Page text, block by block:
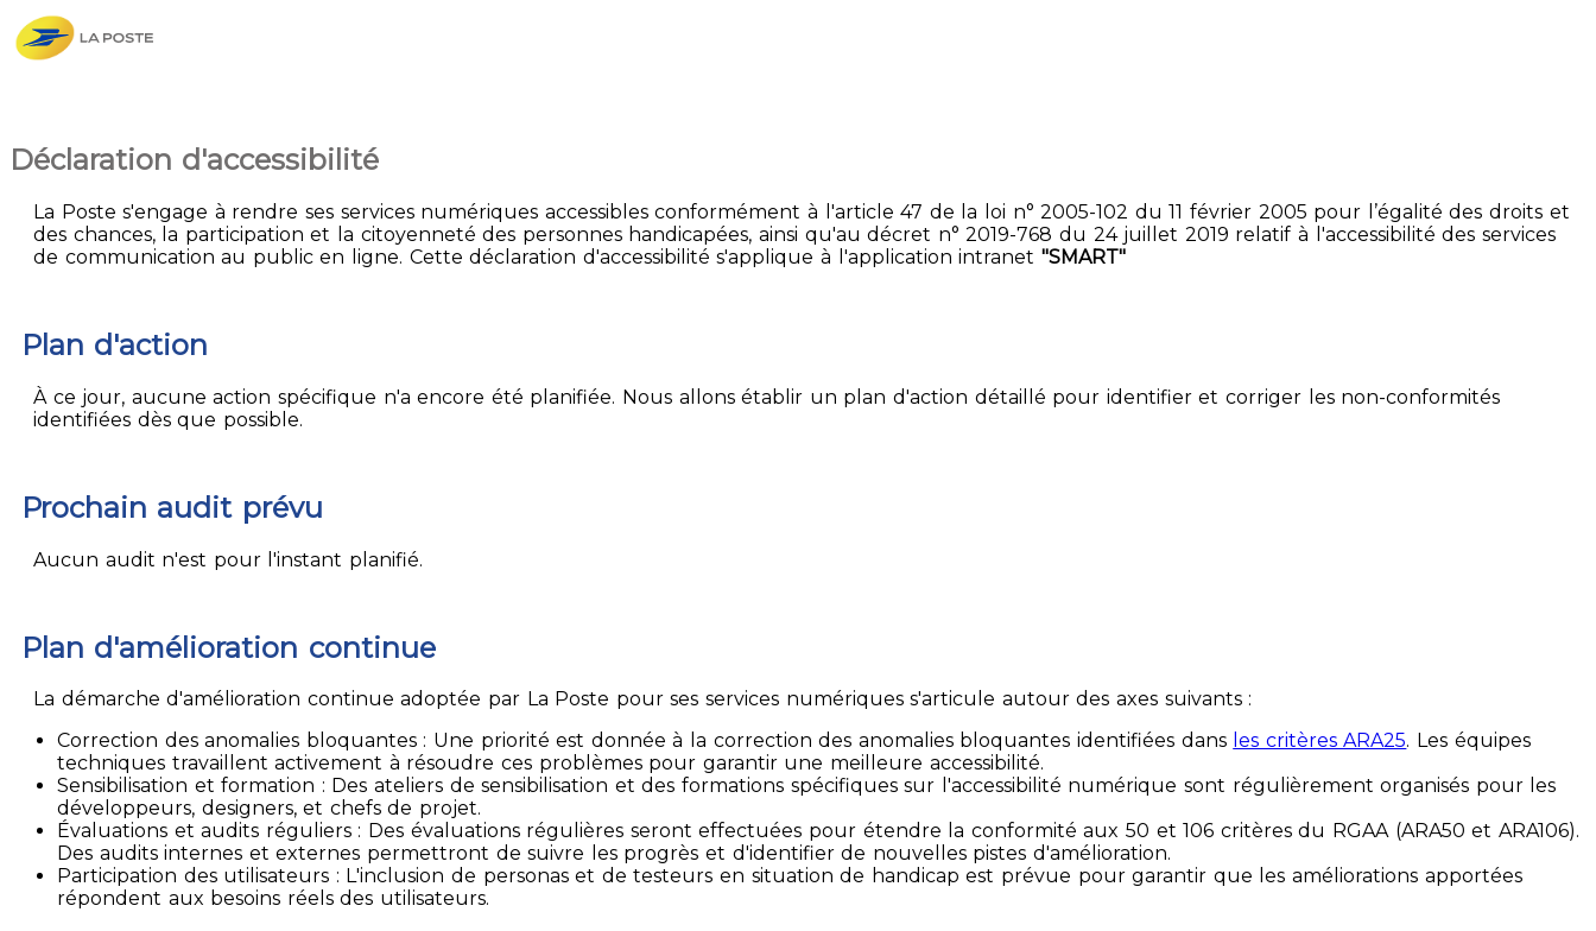
Déclaration d'accessibilité
La Poste s'engage à rendre ses services numériques accessibles conformément à l'article 47 de la loi n° 2005-102 du 11 février 2005 pour l’égalité des droits et
des chances, la participation et la citoyenneté des personnes handicapées, ainsi qu'au décret n° 2019-768 du 24 juillet 2019 relatif à l'accessibilité des services
de communication au public en ligne. Cette déclaration d'accessibilité s'applique à l'application intranet "SMART"
Plan d'action
À ce jour, aucune action spécifique n'a encore été planifiée. Nous allons établir un plan d'action détaillé pour identifier et corriger les non-conformités
identifiées dès que possible.
Prochain audit prévu
Aucun audit n'est pour l'instant planifié.
Plan d'amélioration continue
La démarche d'amélioration continue adoptée par La Poste pour ses services numériques s'articule autour des axes suivants :
Correction des anomalies bloquantes : Une priorité est donnée à la correction des anomalies bloquantes identifiées dans les critères ARA25. Les équipes
techniques travaillent activement à résoudre ces problèmes pour garantir une meilleure accessibilité.
Sensibilisation et formation : Des ateliers de sensibilisation et des formations spécifiques sur l'accessibilité numérique sont régulièrement organisés pour les
développeurs, designers, et chefs de projet.
Évaluations et audits réguliers : Des évaluations régulières seront effectuées pour étendre la conformité aux 50 et 106 critères du RGAA (ARA50 et ARA106).
Des audits internes et externes permettront de suivre les progrès et d'identifier de nouvelles pistes d'amélioration.
Participation des utilisateurs : L'inclusion de personas et de testeurs en situation de handicap est prévue pour garantir que les améliorations apportées
répondent aux besoins réels des utilisateurs.